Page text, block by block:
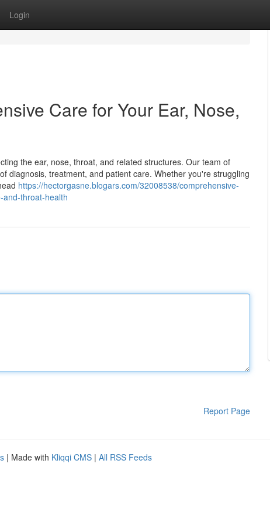
Login
Care for Your Ear, Nose,
the ear, nose, throat, and related structures. Our team of
diagnosis, treatment, and patient care. Whether you're struggling
https://hectorgasne.blogars.com/32008538/comprehensive-
and-throat-health
Report Page
| Made with Kliqqi CMS | All RSS Feeds